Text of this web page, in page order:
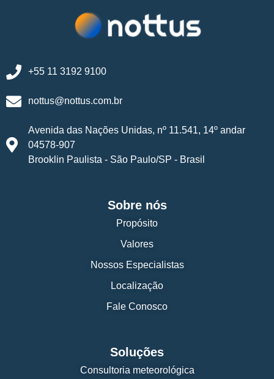
+55 11 3192 9100
nottus@nottus.com.br
Avenida das Nações Unidas, nº 11.541, 14º andar
04578-907
Brooklin Paulista - São Paulo/SP - Brasil
Sobre nós
Propósito
Valores
Nossos Especialistas
Localização
Fale Conosco
Soluções
Consultoria meteorológica